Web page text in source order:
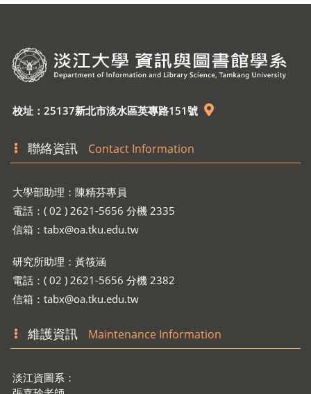
校址：25137新北市淡水區英專路151號
聯絡資訊 Contact Information
大學部助理：陳精芬專員
電話：( 02 ) 2621-5656 分機 2335
信箱： tabx@oa.tku.edu.tw
研究所助理：黃筱涵
電話：( 02 ) 2621-5656 分機 2382
信箱： tabx@oa.tku.edu.tw
維護資訊 Maintenance Information
淡江資圖系：